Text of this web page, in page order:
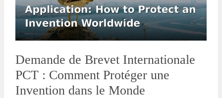
Demande de Brevet Internationale
PCT : Comment Protéger une
Invention dans le Monde
:
Comment
Protéger
une
dans
le
Monde